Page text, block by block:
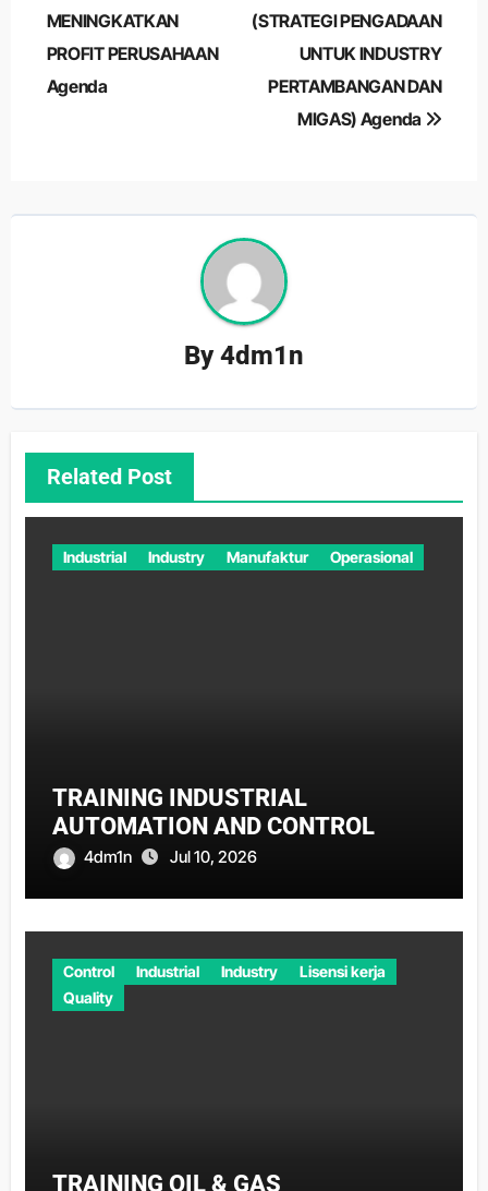
MENINGKATKAN
PROFIT PERUSAHAAN
Agenda
(STRATEGI PENGADAAN
UNTUK INDUSTRY
PERTAMBANGAN DAN
MIGAS) Agenda
By4dm1n
Related Post
Industrial Industry Manufaktur Operasional
TRAINING INDUSTRIAL
AUTOMATION AND CONTROL
4dm1n Jul 10, 2026
Control Industrial Industry
Lisensi kerja
Quality
TRAINING OIL & GAS